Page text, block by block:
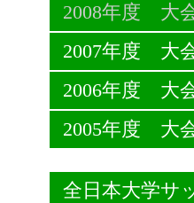
2008年度 大
2007年度 大
2006年度 大
2005年度 大
全日本大学サ